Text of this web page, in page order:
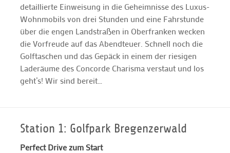
detaillierte Einweisung in die Geheimnisse des Luxus-
Wohnmobils von drei Stunden und eine Fahrstunde
über die engen Landstraßen in Oberfranken wecken
die Vorfreude auf das Abendteuer. Schnell noch die
Golftaschen und das Gepäck in einem der riesigen
Laderäume des Concorde Charisma verstaut und los
geht’s! Wir sind bereit…
Station 1: Golfpark Bregenzerwald
Perfect Drive zum Start